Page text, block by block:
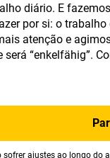
diário. E
por si: o
atenção e
será “enkelfähig”.
sofrer ajustes ao longo do